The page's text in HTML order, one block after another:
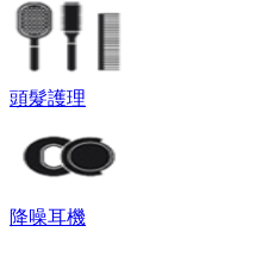
頭髮護理
降噪耳機